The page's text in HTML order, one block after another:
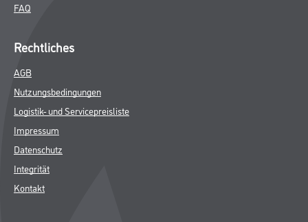
FAQ
Rechtliches
AGB
Nutzungsbedingungen
Logistik- und Servicepreisliste
Impressum
Datenschutz
Integrität
Kontakt